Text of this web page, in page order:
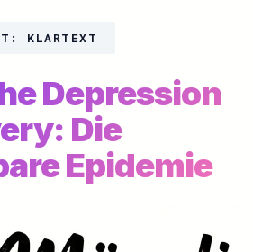
KLARTEXT
Depression
Die
Epidemie